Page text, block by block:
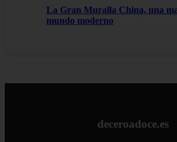
La Gran Muralla China, una
mundo moderno
deceroadoce.es